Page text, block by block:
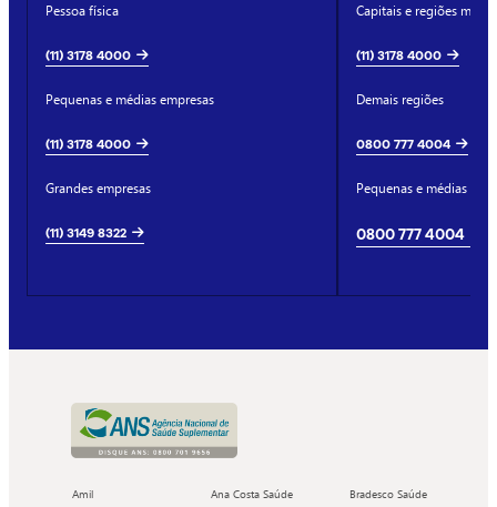
Pessoa física
(11) 3178 4000
Pequenas e médias empresas
(11) 3178 4000
Grandes empresas
(11) 3149 8322
Capitais e regiões
(11) 3178 4000
Demais regiões
0800 777 4004
Pequenas e médias
0800 777 4004
Amil Ana Costa Saúde Bradesco Saúde